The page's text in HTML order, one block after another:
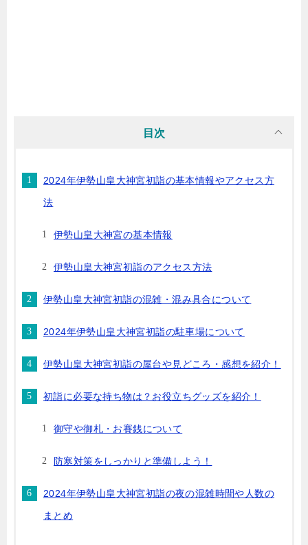
目次
2024年伊勢山皇大神宮初詣の基本情報やアクセス方
法
伊勢山皇大神宮の基本情報
伊勢山皇大神宮初詣のアクセス方法
伊勢山皇大神宮初詣の混雑・混み具合について
2024年伊勢山皇大神宮初詣の駐車場について
伊勢山皇大神宮初詣の屋台や見どころ・感想を紹介！
初詣に必要な持ち物は？お役立ちグッズを紹介！
御守や御札・お賽銭について
防寒対策をしっかりと準備しよう！
2024年伊勢山皇大神宮初詣の夜の混雑時間や人数の
まとめ